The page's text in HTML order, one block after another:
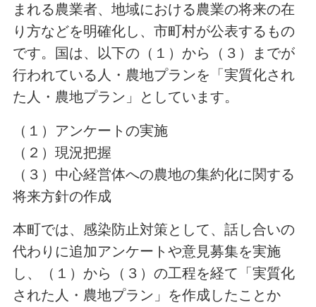
まれる農業者、地域における農業の将来の在
り方などを明確化し、市町村が公表するもの
です。国は、以下の（１）から（３）までが
行われている人・農地プランを「実質化され
た人・農地プラン」としています。
（１）アンケートの実施
（２）現況把握
（３）中心経営体への農地の集約化に関する
将来方針の作成
本町では、感染防止対策として、話し合いの
代わりに追加アンケートや意見募集を実施
し、（１）から（３）の工程を経て「実質化
された人・農地プラン」を作成したことか